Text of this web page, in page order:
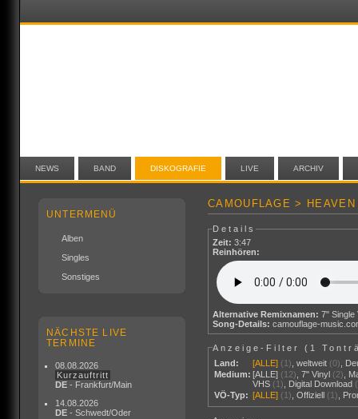
NEWS BAND DISKOGRAFIE LIVE ARCHIV
UNTERMENÜ
Alben
Singles
Sonstiges
NÄCHSTE LIVE
TERMINE
08.08.2026
Kurzauftritt
DE - Frankfurt/Main
14.08.2026
DE - Schwedt/Oder
CAMOUFLAGE >
Details
Zeit: 3:47
Reinhören:
Alternative Remixnamen: 7"
Song-Details: camouflage-
Anzeige-Filter ( 1
Land:
[ALLE] (1) ,weltweit (0)
Medium: [ALLE] (12) ,7" Vinyl (2)
VHS (1) Digital Download
VÖ-Typ: [ALLE] (1) ,Offiziell (1)